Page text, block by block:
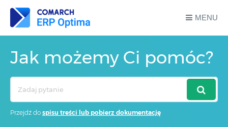
MENU
Jak możemy Ci pomóc?
Przejdź do spisu treści lub pobierz dokumentację